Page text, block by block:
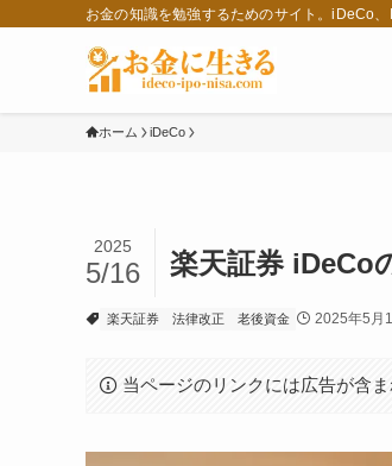
お金の知識を勉強するためのサイト。iDeCo
ホーム iDeCo
楽天証券 iDeCo
2025
5/16
楽天証券 法律改正 老後資金 2025年5月
当ページのリンクには広告が含